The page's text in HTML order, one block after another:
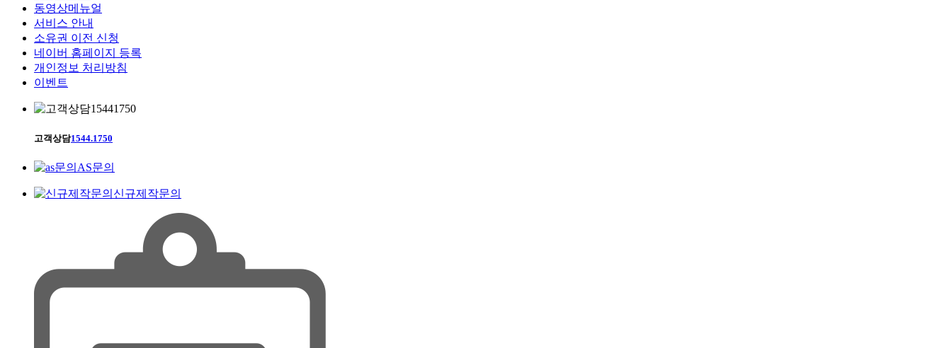
동영상메뉴얼
서비스 안내
소유권 이전 신청
네이버 홈페이지 등록
개인정보 처리방침
이벤트
고객상담1544.1750
AS문의
신규제작문의